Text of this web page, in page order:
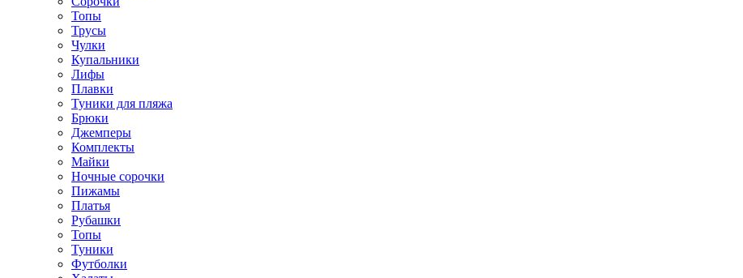
Топы
Трусы
Чулки
Купальники
Лифы
Плавки
Туники для пляжа
Брюки
Джемперы
Комплекты
Майки
Ночные сорочки
Пижамы
Платья
Рубашки
Топы
Туники
Футболки